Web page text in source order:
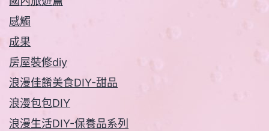
感觸
成果
房屋裝修diy
浪漫佳餚美食DIY-甜品
浪漫包包DIY
浪漫生活DIY-保養品系列